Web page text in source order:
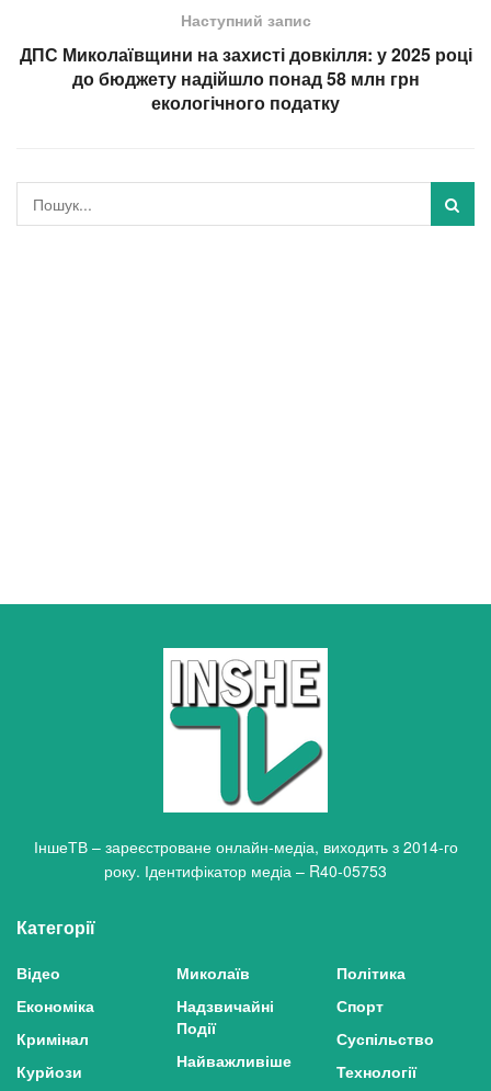
Наступний запис
ДПС Миколаївщини на захисті довкілля: у 2025 році
до бюджету надійшло понад 58 млн грн
екологічного податку
ІншеТВ – зареєстроване онлайн-медіа, виходить з 2014-го
року. Ідентифікатор медіа – R40-05753
Категорії
Відео
Економіка
Кримінал
Курйози
Миколаїв
Надзвичайні
Події
Найважливіше
Політика
Спорт
Суспільство
Технології